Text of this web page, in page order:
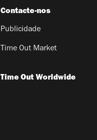
Contacte-nos
Publicidade
Time Out Market
Time Out Worldwide